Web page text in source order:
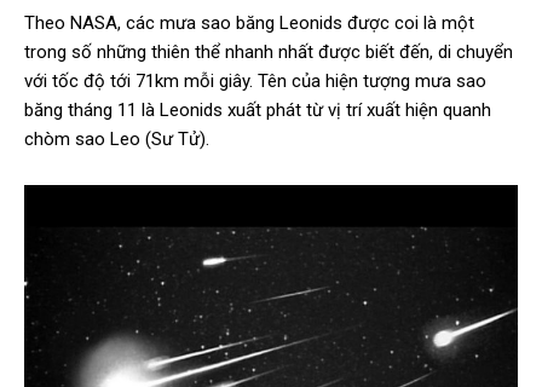
Theo NASA, các mưa sao băng Leonids được coi là một
trong số những thiên thể nhanh nhất được biết đến, di chuyển
với tốc độ tới 71km mỗi giây. Tên của hiện tượng mưa sao
băng tháng 11 là Leonids xuất phát từ vị trí xuất hiện quanh
chòm sao Leo (Sư Tử).